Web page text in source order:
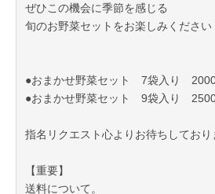
もちろん、熨斗にも対応しております
ご進物用に、ご家庭用にご利用くださ
椎茸や彩り豊かなサラダ野菜、鍋用野
ぜひこの機会に季節を感じる
旬のお野菜セットをお楽しみください
●おまかせ野菜セット 7袋入り 2000
●おまかせ野菜セット 9袋入り 2500
指名リクエスト心よりお待ちしており
【重要】
送料について。